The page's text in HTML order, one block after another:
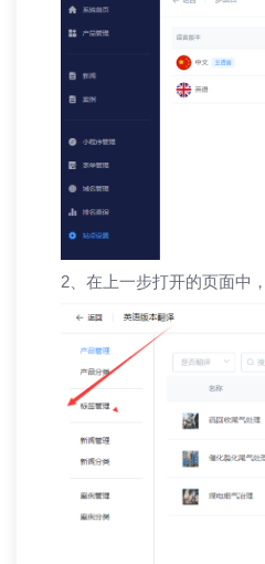
2、在上一步打开的页面中